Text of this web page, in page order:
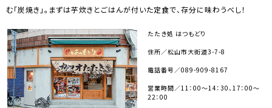
む「炭焼き」。まずは芋炊きとごはんが付いた定食で、存分に味わうべし！
たたき処 はつもどり
住所／松山市大街道3-7-8
電話番号／089-909-8167
営業時間／11：00～14：30、17：00～
22：00